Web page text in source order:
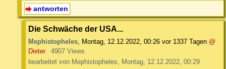
antworten
Die Schwäche der USA...
Mephistopheles, Montag, 12.12.2022, 00:26 vor 1337 Tagen @
Dieter
4907 Views
bearbeitet von Mephistopheles, Montag, 12.12.2022, 00:29